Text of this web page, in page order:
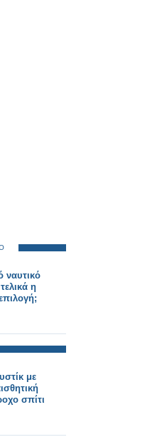
ναυτικό
η
με
σπίτι